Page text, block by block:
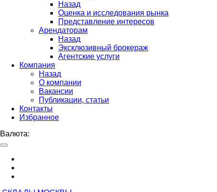
Назад
Оценка и исследования рынка
Представление интересов
Арендаторам
Назад
Эксклюзивный брокераж
Агентские услуги
Компания
Назад
О компании
Вакансии
Публикации, статьи
Контакты
Избранное
Валюта: